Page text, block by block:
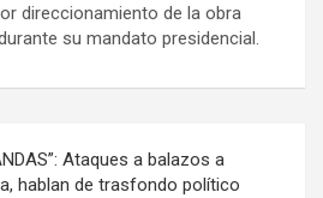
direccionamiento de la obra
su mandato presidencial.
Ataques a balazos a
hablan de trasfondo político